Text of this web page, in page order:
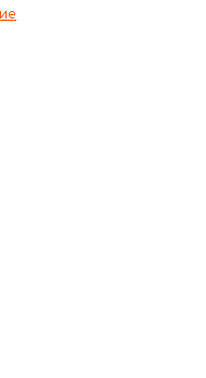
модной индустрии: пара